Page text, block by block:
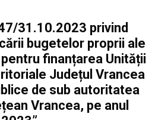
31.10.2023 privind
bugetelor proprii ale
finanțarea Unității
Județul Vrancea
de sub autoritatea
Vrancea, pe anul